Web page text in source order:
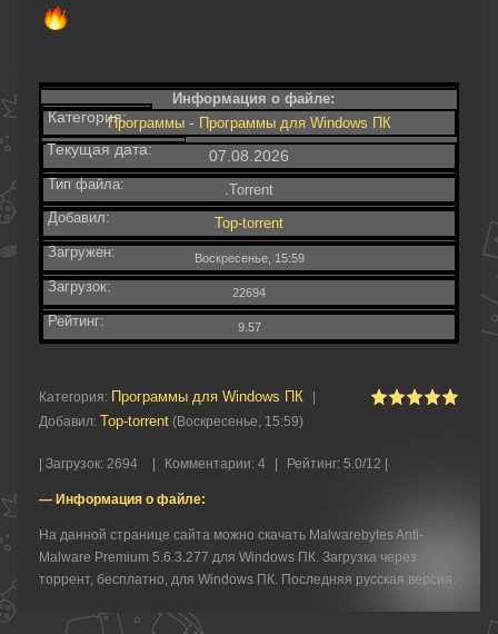
Информация о файле:
Категория:Программы- Программы для Windows ПК
Текущая дата: 07.08.2026
Тип файла:
.Torrent
Добавил:
Top-torrent
Загружен:
Воскресенье, 15:59
Загрузок: 22694
Рейтинг: 9.57
Категория: Программы для Windows ПК
Добавил: Top-torrent (Воскресенье, 15:59)
Загрузок: 2694 Комментарии: 4 Рейтинг: 5.0/12 |
— Информация о файле:
На данной странице сайта можно скачать Malwarebytes Anti-
Malware Premium 5.6.3.277 для Windows ПК. Загрузка через
торрент, бесплатно, для Windows ПК. Последняя русская версия.